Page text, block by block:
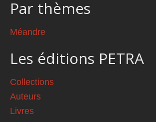
Par thèmes
Méandre
Les éditions PETRA
Collections
Auteurs
Livres